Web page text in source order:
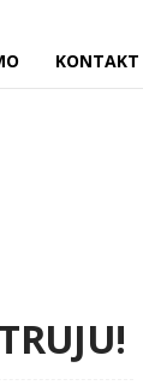
KONTAKT